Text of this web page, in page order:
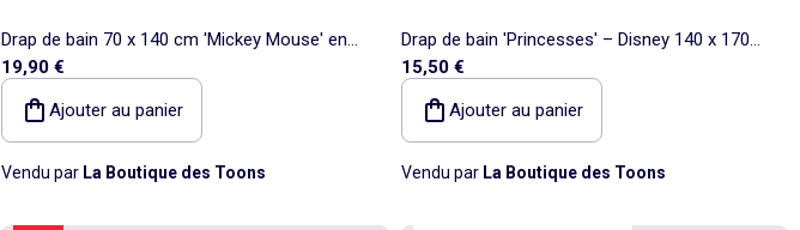
Drap de bain 70 x 140 cm 'Mickey Mouse' en
coton 320 g/m²
19,90 €
Ajouter au panier
Vendu par La Boutique des Toons
Drap de bain 'Princesses' – Disney 140 x 170
cm Microfibre
15,50 €
Ajouter au panier
Vendu par La Boutique des Toons